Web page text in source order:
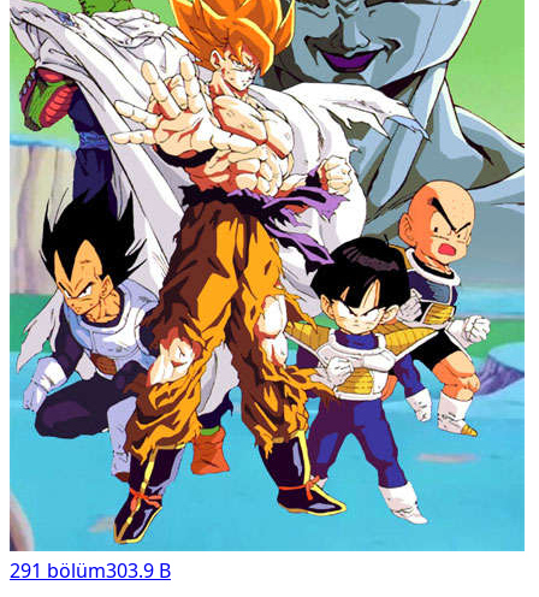
291 bölüm303.9 B